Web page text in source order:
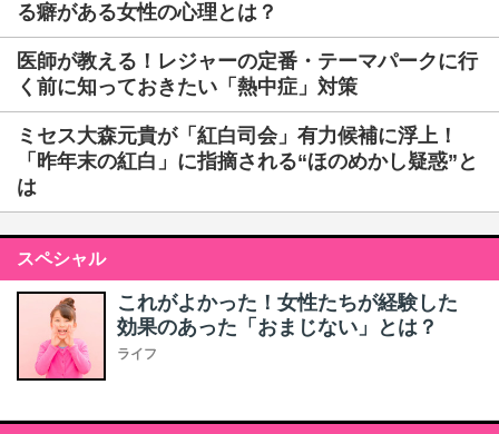
る癖がある女性の心理とは？
医師が教える！レジャーの定番・テーマパークに行
く前に知っておきたい「熱中症」対策
ミセス大森元貴が「紅白司会」有力候補に浮上！
「昨年末の紅白」に指摘される“ほのめかし疑惑”と
は
スペシャル
これがよかった！女性たちが経験した
効果のあった「おまじない」とは？
ライフ